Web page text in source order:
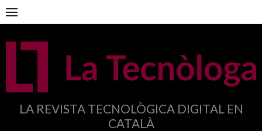
Anar
al
contingut
LA REVISTA TECNOLÒGICA DIGITAL EN
CATALÀ